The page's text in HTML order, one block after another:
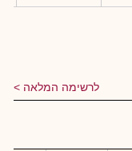
לרשימה המלאה